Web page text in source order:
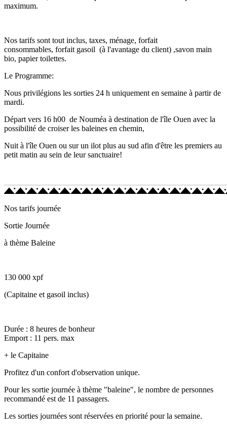
maximum.
Nos tarifs sont tout inclus, taxes, ménage, forfait
consommables, forfait gasoil (à l'avantage du client) ,savon main
bio, papier toilettes.
Le Programme:
Nous privilégions les sorties 24 h uniquement en semaine à partir de
mardi.
Départ vers 16 h00 de Nouméa à destination de l'île Ouen avec la
possibilité de croiser les baleines en chemin,
Nuit à l'île Ouen ou sur un ilot plus au sud afin d'être les premiers au
petit matin au sein de leur sanctuaire!
Nos tarifs journée
Sortie Journée
à thème Baleine
130 000 xpf
(Capitaine et gasoil inclus)
Durée : 8 heures de bonheur
Emport : 11 pers. max
+ le Capitaine
Profitez d'un confort d'observation unique.
Pour les sortie journée à thème "baleine", le nombre de personnes
recommandé est de 11 passagers.
Les sorties journées sont réservées en priorité pour la semaine.